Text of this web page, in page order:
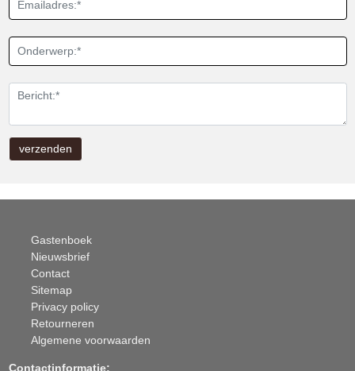
Gastenboek
Nieuwsbrief
Contact
Sitemap
Privacy policy
Retourneren
Algemene voorwaarden
Contactinformatie: